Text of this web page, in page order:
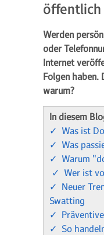
öffentlich
Werden
oder
Internet
Folgen haben.
warum?
In diesem
✓ Was ist
✓ Was
✓ Warum
✓ Wer ist
✓ Neuer
Swatting
✓
✓ So